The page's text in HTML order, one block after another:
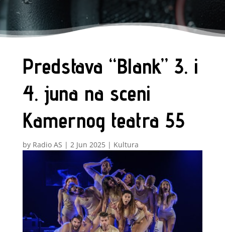
Predstava “Blank” 3. i
4. juna na sceni
Kamernog teatra 55
by Radio AS | 2 Jun 2025| Kultura